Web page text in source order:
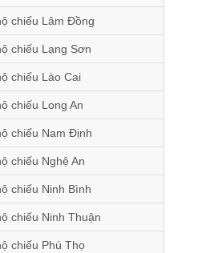
chiếu Lâm Đồng
chiếu Lạng Sơn
chiếu Lào Cai
chiếu Long An
chiếu Nam Định
chiếu Nghệ An
chiếu Ninh Bình
chiếu Ninh Thuận
chiếu Phú Thọ